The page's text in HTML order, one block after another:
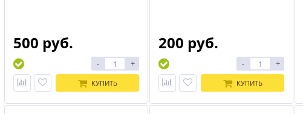
500 руб.
- +
КУПИТЬ
200 руб.
- +
КУПИТЬ